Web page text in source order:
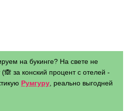
на букинге? На свете не
за конский процент с отелей -
Румгуру , реально выгодней